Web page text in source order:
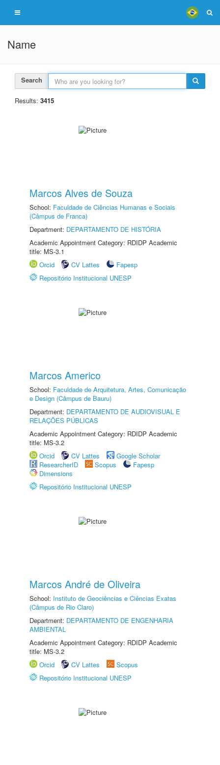
Name
Search
Results: 3415
Marcos Alves de Souza
School: Faculdade de Ciências Humanas e Sociais
(Câmpus de Franca)
Department: DEPARTAMENTO DE HISTÓRIA
Academic Appointment Category: RDIDP Academic
title: MS-3.1
Orcid
CV Lattes
Fapesp
Repositório Institucional UNESP
Marcos Americo
School: Faculdade de Arquitetura, Artes, Comunicação
e Design (Câmpus de Bauru)
Department: DEPARTAMENTO DE AUDIOVISUAL E
RELAÇÕES PÚBLICAS
Academic Appointment Category: RDIDP Academic
title: MS-3.2
Orcid
CV Lattes
Google Scholar
ResearcherID
Scopus
Fapesp
Dimensions
Repositório Institucional UNESP
Marcos André de Oliveira
School: Instituto de Geociências e Ciências Exatas
(Câmpus de Rio Claro)
Department: DEPARTAMENTO DE ENGENHARIA
AMBIENTAL
Academic Appointment Category: RDIDP Academic
title: MS-3.2
Orcid
CV Lattes
Scopus
Repositório Institucional UNESP